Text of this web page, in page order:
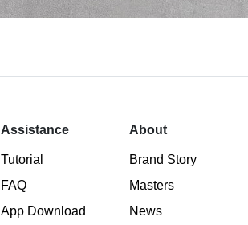
Assistance
Tutorial
FAQ
App Download
About
Brand Story
Masters
News